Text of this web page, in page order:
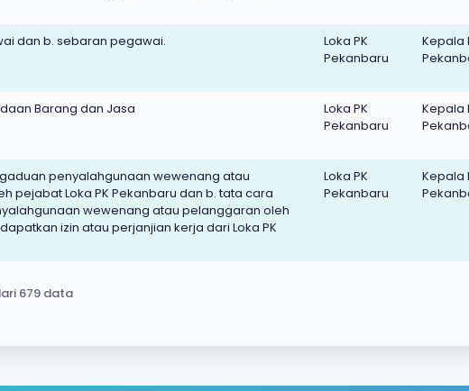
dan b. sebaran pegawai.
Loka PK
Pekanbaru
Kepala
Barang dan Jasa
Loka PK
Pekanbaru
Kepala
penyalahgunaan wewenang atau
pejabat Loka PK Pekanbaru dan b. tata cara
wewenang atau pelanggaran oleh
izin atau perjanjian kerja dari Loka PK
Loka PK
Pekanbaru
Kepala
679 data